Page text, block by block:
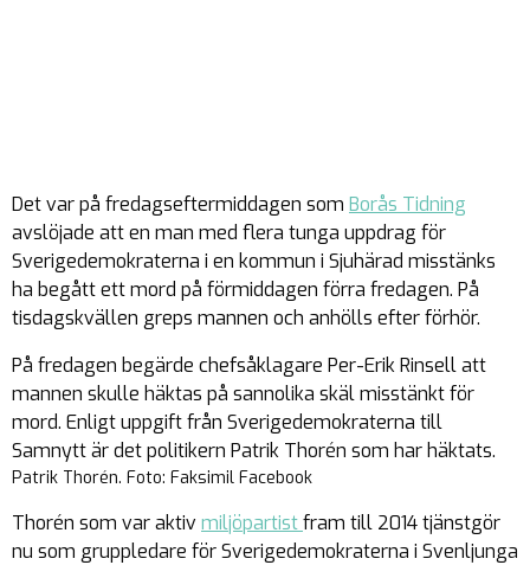
Det var på fredagseftermiddagen som Borås Tidning
avslöjade att en man med flera tunga uppdrag för
Sverigedemokraterna i en kommun i Sjuhärad misstänks
ha begått ett mord på förmiddagen förra fredagen. På
tisdagskvällen greps mannen och anhölls efter förhör.
På fredagen begärde chefsåklagare Per-Erik Rinsell att
mannen skulle häktas på sannolika skäl misstänkt för
mord. Enligt uppgift från Sverigedemokraterna till
Samnytt är det politikern Patrik Thorén som har häktats.
Patrik Thorén. Foto: Faksimil Facebook
Thorén som var aktivmiljöpartistfram till 2014 tjänstgör
nu som gruppledare för Sverigedemokraterna i Svenljunga